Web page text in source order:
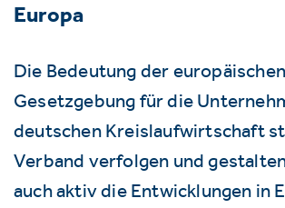
Europa
Die Bedeutung der europäischen
Gesetzgebung für die
deutschen Kreislaufwirtschaft
Verband verfolgen und
auch aktiv die Entwicklungen in